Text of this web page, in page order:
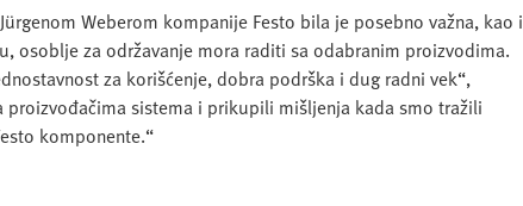
Weberom kompanije Festo bila je posebno važna, kao i
osoblje za održavanje mora raditi sa odabranim proizvodima.
za korišćenje, dobra podrška i dug radni vek“,
sistema i prikupili mišljenja kada smo tražili
komponente.“